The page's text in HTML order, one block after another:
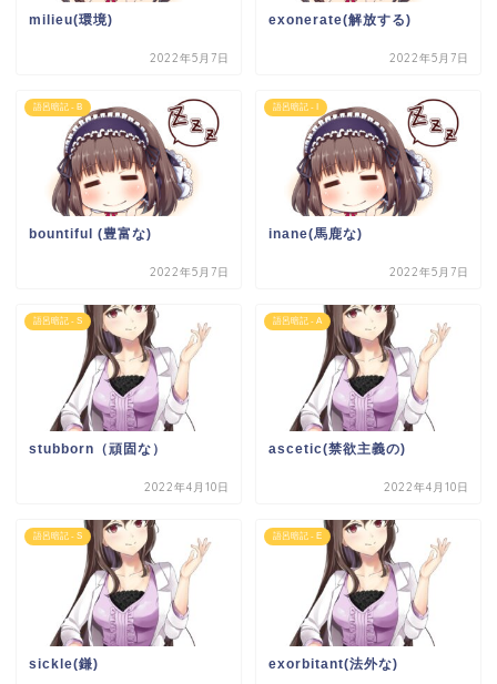
milieu(環境)
2022年5月7日
exonerate(解放する)
2022年5月7日
語呂暗記 - B
bountiful (豊富な)
2022年5月7日
語呂暗記 - I
inane(馬鹿な)
2022年5月7日
語呂暗記 - S
stubborn（頑固な）
2022年4月10日
語呂暗記 - A
ascetic(禁欲主義の)
2022年4月10日
語呂暗記 - S
sickle(鎌)
語呂暗記 - E
exorbitant(法外な)